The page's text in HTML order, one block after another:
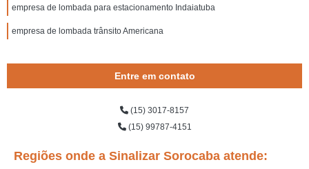
empresa de lombada para estacionamento Indaiatuba
empresa de lombada trânsito Americana
Entre em contato
(15) 3017-8157
(15) 99787-4151
Regiões onde a Sinalizar Sorocaba atende: